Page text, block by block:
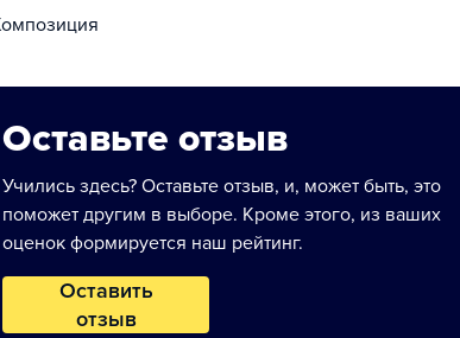
Композиция
Оставьте отзыв
Учились здесь? Оставьте отзыв, и, может быть, это
поможет другим в выборе. Кроме этого, из ваших
оценок формируется наш рейтинг.
Оставить
отзыв